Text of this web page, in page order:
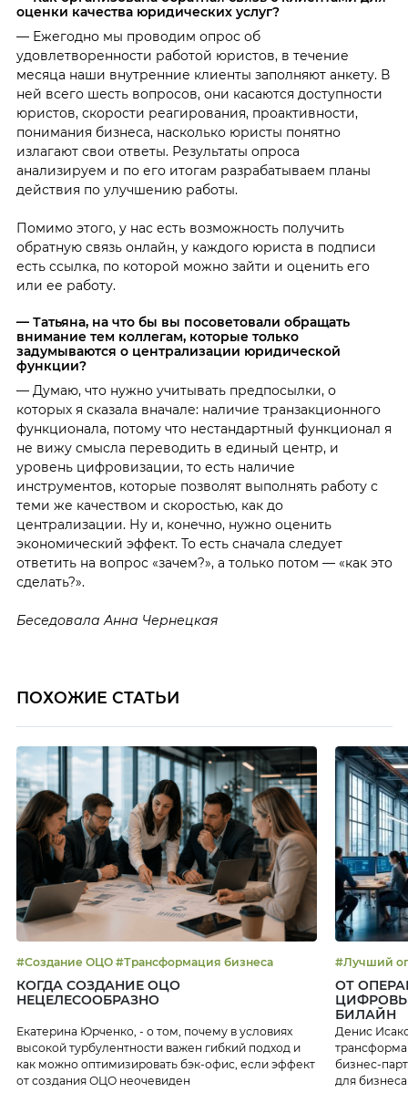
оценки качества юридических услуг?
— Ежегодно мы проводим опрос об
удовлетворенности работой юристов, в течение
месяца наши внутренние клиенты заполняют анкету. В
ней всего шесть вопросов, они касаются доступности
юристов, скорости реагирования, проактивности,
понимания бизнеса, насколько юристы понятно
излагают свои ответы. Результаты опроса
анализируем и по его итогам разрабатываем планы
действия по улучшению работы.
Помимо этого, у нас есть возможность получить
обратную связь онлайн, у каждого юриста в подписи
есть ссылка, по которой можно зайти и оценить его
или ее работу.
— Татьяна, на что бы вы посоветовали обращать
внимание тем коллегам, которые только
задумываются о централизации юридической
функции?
— Думаю, что нужно учитывать предпосылки, о
которых я сказала вначале: наличие транзакционного
функционала, потому что нестандартный функционал я
не вижу смысла переводить в единый центр, и
уровень цифровизации, то есть наличие
инструментов, которые позволят выполнять работу с
теми же качеством и скоростью, как до
централизации. Ну и, конечно, нужно оценить
экономический эффект. То есть сначала следует
ответить на вопрос «зачем?», а только потом — «как это
сделать?».
Беседовала Анна Чернецкая
ПОХОЖИЕ СТАТЬИ
#Создание ОЦО #Трансформация бизнеса
КОГДА СОЗДАНИЕ ОЦО
НЕЦЕЛЕСООБРАЗНО
Екатерина Юрченко, - о том, почему в условиях
высокой турбулентности важен гибкий подход и
как можно оптимизировать бэк-офис, если эффект
от создания ОЦО неочевиден
ОТ
БИЛАЙН
Денис
бизнес-
для